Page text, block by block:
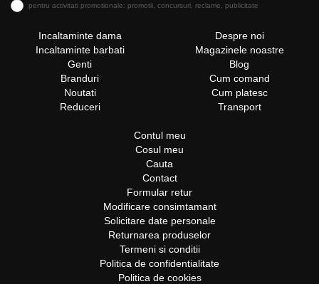
pentru activitati promotionale: promotii, concursuri, reclame, publicitate
Incaltaminte dama
Incaltaminte barbati
Genti
Branduri
Noutati
Reduceri
Despre noi
Magazinele noastre
Blog
Cum comand
Cum platesc
Transport
Contul meu
Cosul meu
Cauta
Contact
Formular retur
Modificare consimtamant
Solicitare date personale
Returnarea produselor
Termeni si conditii
Politica de confidentialitate
Politica de cookies